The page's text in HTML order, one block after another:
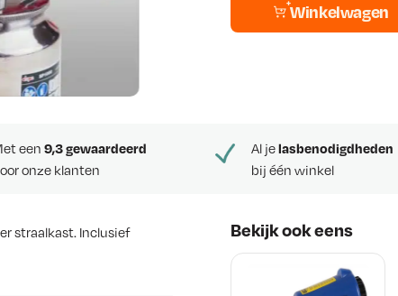
Winkelwagen
een 9,3 gewaardeerd
onze klanten
Al jelasbenodigdheden
bij één winkel
straalkast. Inclusief
Bekijk ook eens